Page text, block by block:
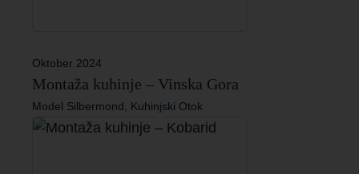
Oktober 2024
Montaža kuhinje – Vinska Gora
Model Silbermond, Kuhinjski Otok